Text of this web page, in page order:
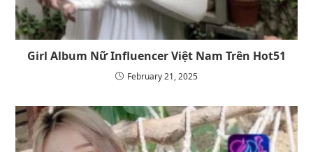
Girl Album Nữ Influencer Việt Nam Trên Hot51
February 21, 2025